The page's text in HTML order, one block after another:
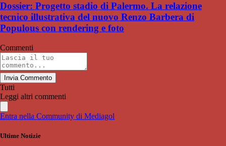
Dossier: Progetto stadio di Palermo. La relazione
tecnico illustrativa del nuovo Renzo Barbera di
Populous con rendering e foto
Commenti
Invia Commento
Tutti
Leggi altri commenti
Entra nella Community di Mediagol
Ultime Notizie